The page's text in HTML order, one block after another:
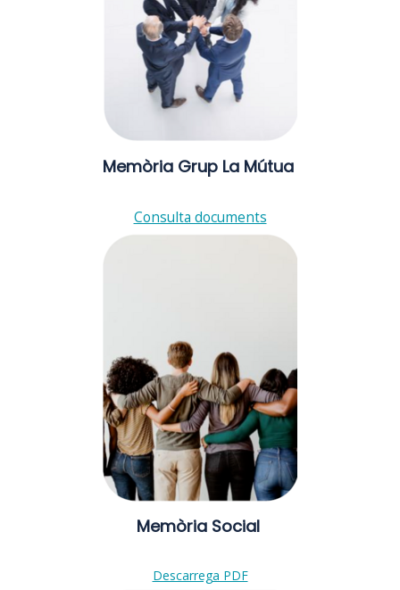
Memòria Grup La Mútua
Consulta documents
Memòria Social
Descarrega PDF